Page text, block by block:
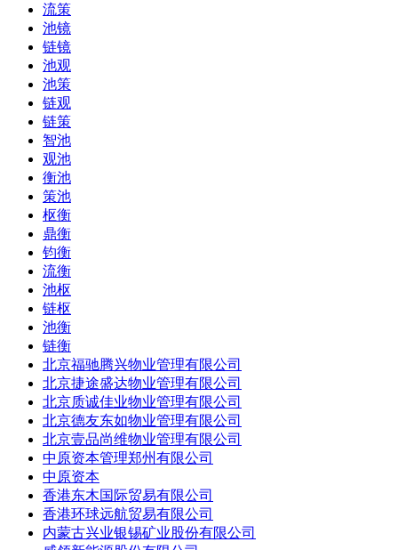
流策
池镜
链镜
池观
池策
链观
链策
智池
观池
衡池
策池
枢衡
鼎衡
钧衡
流衡
池枢
链枢
池衡
链衡
北京福驰腾兴物业管理有限公司
北京捷途盛达物业管理有限公司
北京质诚佳业物业管理有限公司
北京德友东如物业管理有限公司
北京壹品尚维物业管理有限公司
中原资本管理郑州有限公司
中原资本
香港东木国际贸易有限公司
香港环球远航贸易有限公司
内蒙古兴业银锡矿业股份有限公司